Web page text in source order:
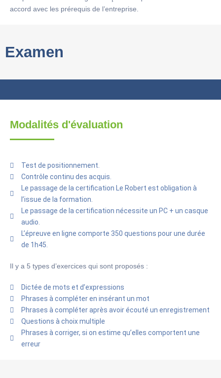
accord avec les prérequis de l’entreprise.
Examen
Modalités d'évaluation
Test de positionnement.
Contrôle continu des acquis.
Le passage de la certification Le Robert est obligation à
l’issue de la formation.
Le passage de la certification nécessite un PC + un casque
audio.
L’épreuve en ligne comporte 350 questions pour une durée
de 1h45.
Il y a 5 types d’exercices qui sont proposés :
Dictée de mots et d’expressions
Phrases à compléter en insérant un mot
Phrases à compléter après avoir écouté un enregistrement
Questions à choix multiple
Phrases à corriger, si on estime qu’elles comportent une
erreur